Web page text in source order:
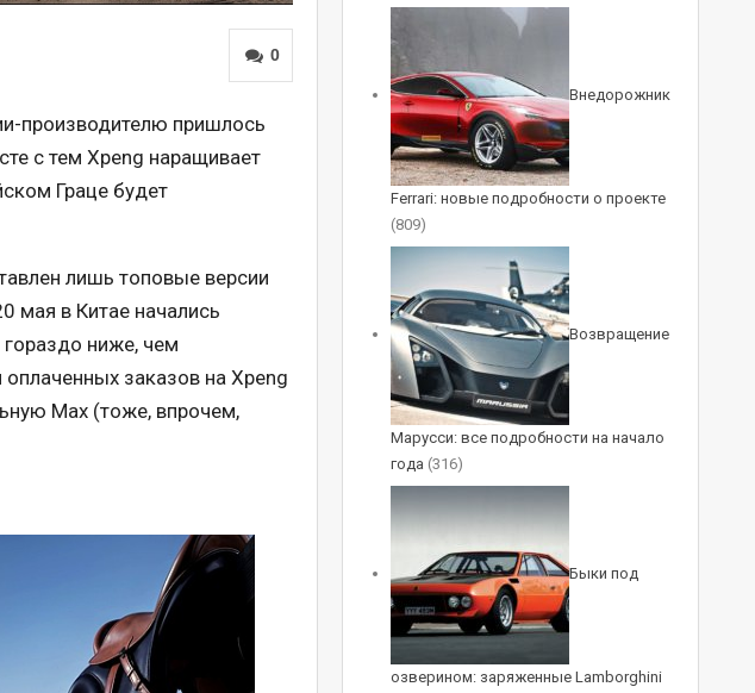
0
производителю пришлось
с тем Xpeng наращивает
Граце будет
лишь топовые версии
мая в Китае начались
ниже, чем
заказов на Xpeng
Max (тоже, впрочем,
Внедорожник
Ferrari: новые подробности о проекте
(809)
Возвращение
Марусси: все подробности на начало
года (316)
Быки под
озверином: заряженные Lamborghini